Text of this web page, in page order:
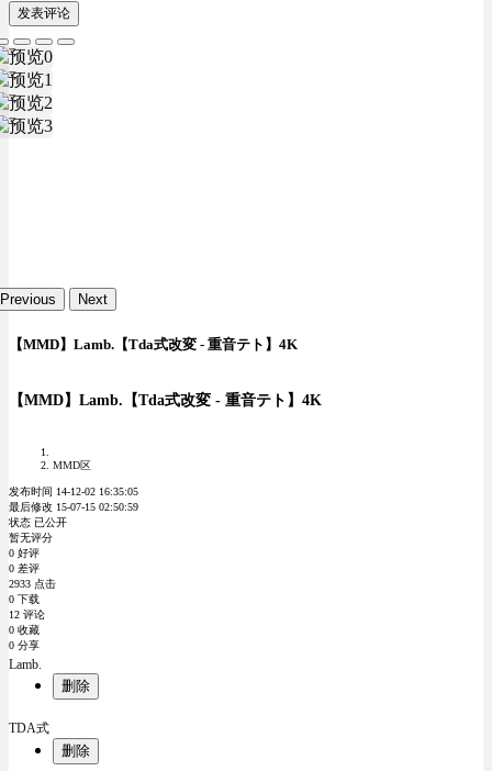
发表评论
Previous Next
【MMD】Lamb.【Tda式改変 - 重音テト】4K
【MMD】Lamb.【Tda式改変 - 重音テト】4K
MMD区
发布时间 14-12-02 16:35:05
最后修改 15-07-15 02:50:59
状态 已公开
暂无评分
0 好评
0 差评
2933 点击
0 下载
12 评论
0 收藏
0 分享
Lamb.
删除
TDA式
删除